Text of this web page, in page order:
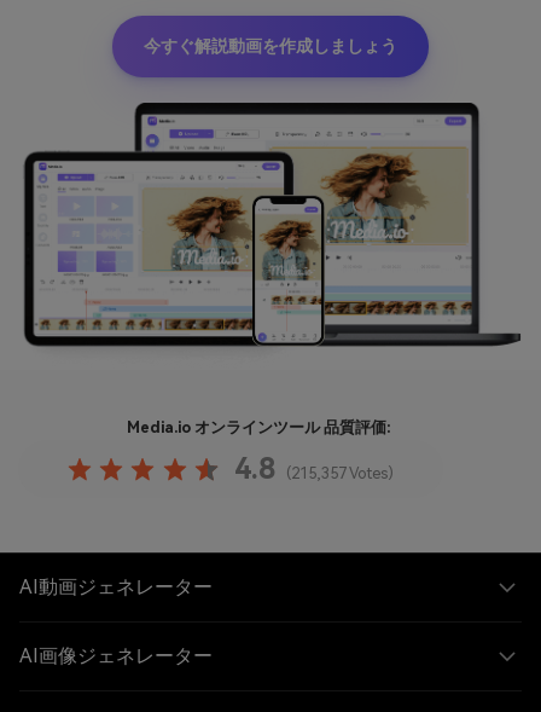
今すぐ解説動画を作成しましょう
Media.io オンラインツール品質評価:
4.8 (215,357 Votes)
AI動画ジェネレーター
AI画像ジェネレーター